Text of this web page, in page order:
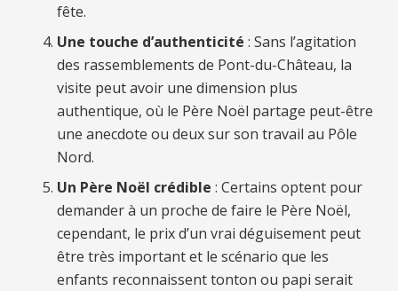
fête.
Une touche d’authenticité : Sans l’agitation
des rassemblements de Pont-du-Château, la
visite peut avoir une dimension plus
authentique, où le Père Noël partage peut-être
une anecdote ou deux sur son travail au Pôle
Nord.
Un Père Noël crédible : Certains optent pour
demander à un proche de faire le Père Noël,
cependant, le prix d’un vrai déguisement peut
être très important et le scénario que les
enfants reconnaissent tonton ou papi serait